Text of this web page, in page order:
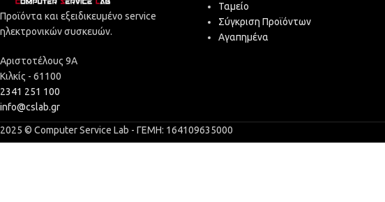
Προϊόντα και εξειδικευμένο service
ηλεκτρονικών συσκευών.
Αριστοτέλους 9Α
Κιλκίς - 61100
2341 251 100
info@cslab.gr
Ταμείο
Σύγκριση Προϊόντων
Αγαπημένα
2025 © Computer Service Lab - ΓΕΜΗ: 164109635000